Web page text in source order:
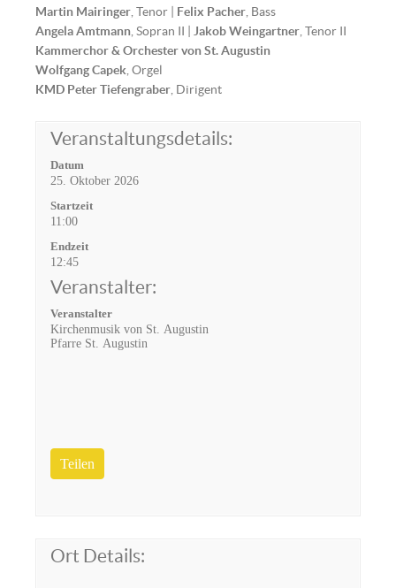
Martin Mairinger , Tenor | Felix Pacher , Bass
Angela Amtmann , Sopran II | Jakob Weingartner , Tenor II
Kammerchor & Orchester von St. Augustin
Wolfgang Capek , Orgel
KMD Peter Tiefengraber , Dirigent
Veranstaltungsdetails:
Datum
25. Oktober 2026
Startzeit
11:00
Endzeit
12:45
Veranstalter:
Veranstalter
Kirchenmusik von St. Augustin
Pfarre St. Augustin
Teilen
Ort Details: